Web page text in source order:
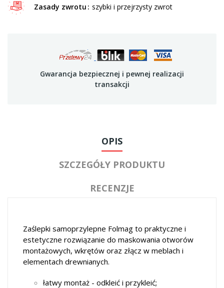
Zasady zwrotu szybki i przejrzysty zwrot
Gwarancja bezpiecznej i pewnej realizacji
transakcji
OPIS
SZCZEGÓŁY PRODUKTU
RECENZJE
Zaślepki samoprzylepne Folmag to praktyczne i
estetyczne rozwiązanie do maskowania otworów
montażowych, wkrętów oraz złącz w meblach i
elementach drewnianych.
łatwy montaż - odkleić i przykleić;